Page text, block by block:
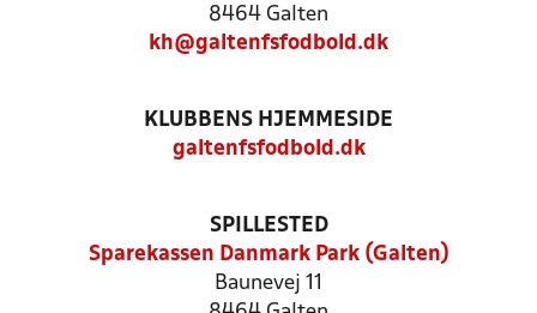
8464 Galten
kh@galtenfsfodbold.dk
KLUBBENS HJEMMESIDE
galtenfsfodbold.dk
SPILLESTED
Sparekassen Danmark Park (Galten)
Baunevej 11